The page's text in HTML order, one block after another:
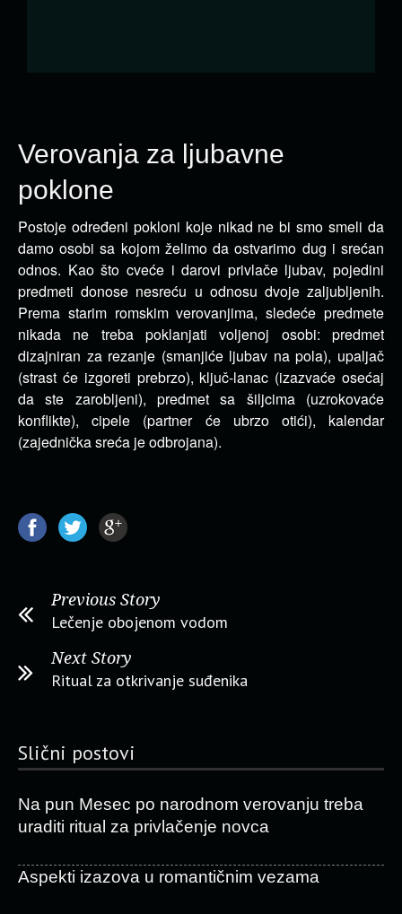
Verovanja za ljubavne
poklone
Postoje određeni pokloni koje nikad ne bi smo smeli da
damo osobi sa kojom želimo da ostvarimo dug i srećan
odnos. Kao što cveće i darovi privlače ljubav, pojedini
predmeti donose nesreću u odnosu dvoje zaljubljenih.
Prema starim romskim verovanjima, sledeće predmete
nikada ne treba poklanjati voljenoj osobi: predmet
dizajniran za rezanje (smanjiće ljubav na pola), upaljač
(strast će izgoreti prebrzo), ključ-lanac (izazvaće osećaj
da ste zarobljeni), predmet sa šiljcima (uzrokovaće
konflikte), cipele (partner će ubrzo otići), kalendar
(zajednička sreća je odbrojana).
Previous Story
Lečenje obojenom vodom
Next Story
Ritual za otkrivanje suđenika
Slični postovi
Na pun Mesec po narodnom verovanju treba
uraditi ritual za privlačenje novca
Aspekti izazova u romantičnim vezama